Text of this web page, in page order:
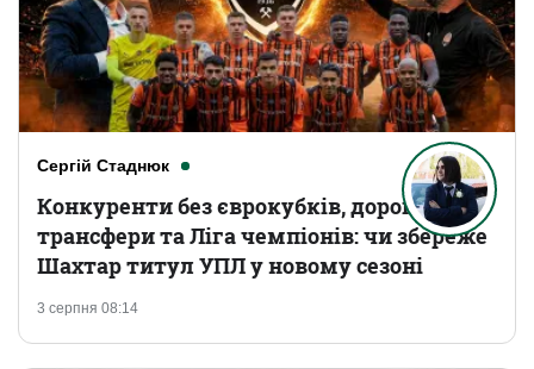
Сергій Стаднюк
3 серпня 08:14
Конкуренти без єврокубків, дорогі
трансфери та Ліга чемпіонів: чи збереже
Шахтар титул УПЛ у новому сезоні